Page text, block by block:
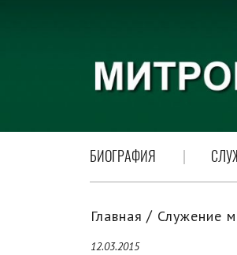
БИОГРАФИЯ
Главная Служение
12.03.2015